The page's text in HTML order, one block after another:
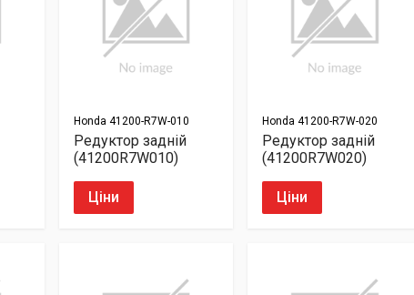
Honda 41200-R7W-010
Редуктор задній
(41200R7W010)
Ціни
Honda 41200-R7W-020
Редуктор задній
(41200R7W020)
Ціни